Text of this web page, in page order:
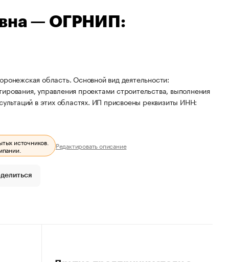
— ОГРНИП:
область. Основной вид деятельности:
управления проектами строительства, выполнения
в этих областях. ИП присвоены реквизиты ИНН:
источников.
Редактировать описание